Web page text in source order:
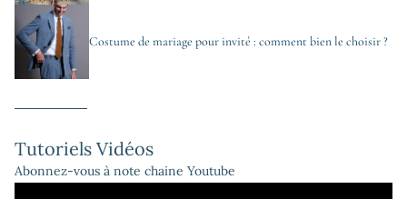
Costume de mariage pour invité : comment bien le choisir ?
Tutoriels Vidéos
Abonnez-vous à note chaine Youtube